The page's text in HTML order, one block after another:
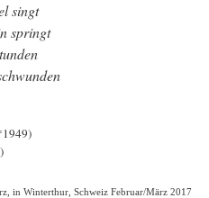
singt
springt
in Winterthur, Schweiz Februar/März 2017